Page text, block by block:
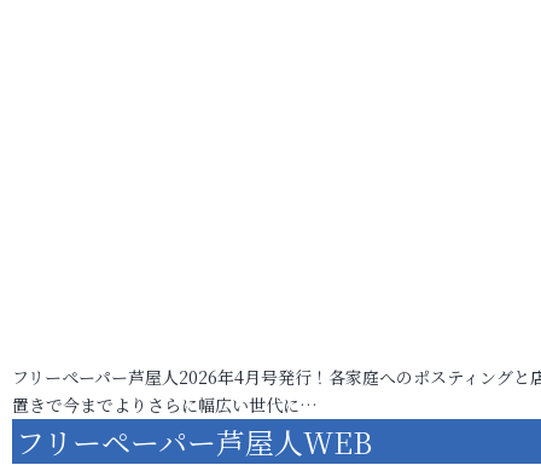
フリーペーパー芦屋人2026年4月号発行！各家庭へのポスティングと
置きで今までよりさらに幅広い世代に…
フリーペーパー芦屋人WEB